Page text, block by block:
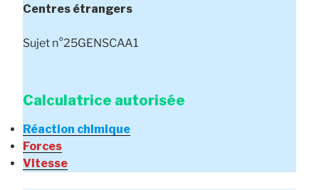
Centres étrangers
Sujet n°25GENSCAA1
Calculatrice autorisée
Réaction chimique
Forces
Vitesse